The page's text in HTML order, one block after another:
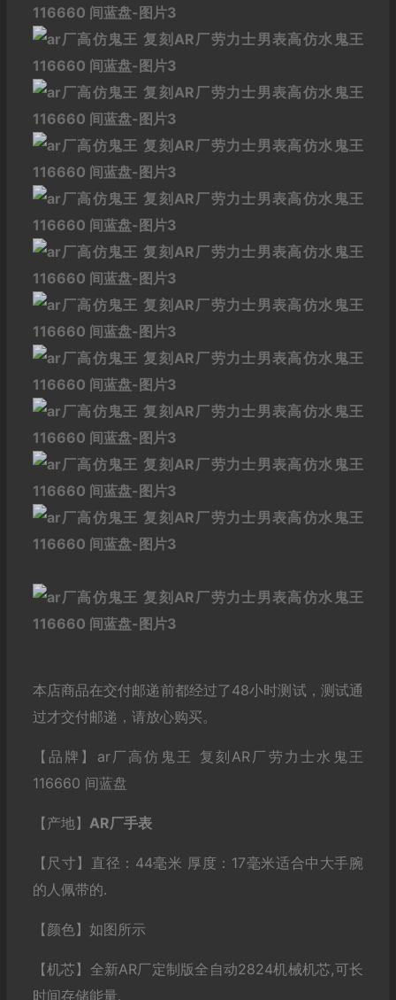
本店商品在交付邮递前都经过了48小时测试，测试通
过才交付邮递，请放心购买。
【品牌】ar厂高仿鬼王 复刻AR厂劳力士水鬼王
116660 间蓝盘
【产地】 AR厂手表
【尺寸】直径：44毫米 厚度：17毫米适合中大手腕
的人佩带的.
【颜色】如图所示
【机芯】全新AR厂定制版全自动2824机械机芯,可长
时间存储能量.